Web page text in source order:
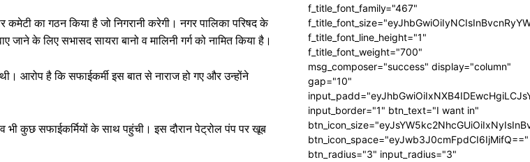
का गठन किया है जो निगरानी करेगी। नगर पालिका परिषद के
के लिए सभासद सायरा बानो व मालिनी गर्ग को नामित किया है।
आरोप है कि सफाईकर्मी इस बात से नाराज हो गए और उन्होंने
भी कुछ सफाईकर्मियों के साथ पहुंची। इस दौरान पेट्रोल पंप पर खूब
f_title_font_family="467"
f_title_font_line_height="1"
f_title_font_weight="700"
msg_composer="success" display="column"
gap="10"
input_border="1" btn_text="I want in"
btn_icon_space="eyJwb3J0cmFpdCI6IjMifQ=="
btn_radius="3" input_radius="3"